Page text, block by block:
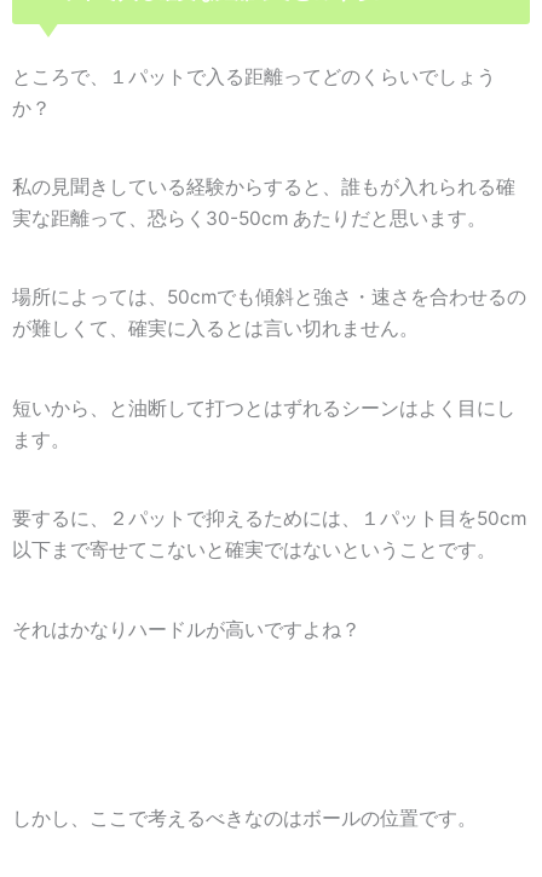
ところで、１パットで入る距離ってどのくらいでしょう
か？
私の見聞きしている経験からすると、誰もが入れられる確
実な距離って、恐らく30-50cm あたりだと思います。
場所によっては、50cmでも傾斜と強さ・速さを合わせるの
が難しくて、確実に入るとは言い切れません。
短いから、と油断して打つとはずれるシーンはよく目にし
ます。
要するに、２パットで抑えるためには、１パット目を50cm
以下まで寄せてこないと確実ではないということです。
それはかなりハードルが高いですよね？
しかし、ここで考えるべきなのはボールの位置です。